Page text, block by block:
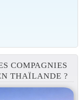
COMPAGNIES
THAÏLANDE ?